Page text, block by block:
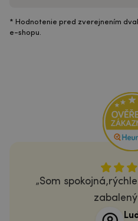
* Hodnotenie pred zverejnením
e-shopu.
Som